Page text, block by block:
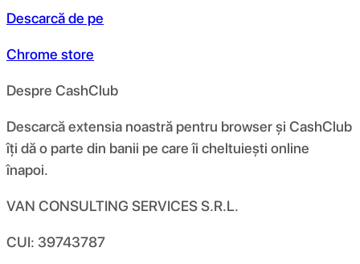
Descarcă de pe
Chrome store
Despre CashClub
Descarcă extensia noastră pentru browser și CashClub
îți dă o parte din banii pe care îi cheltuiești online
înapoi.
VAN CONSULTING SERVICES S.R.L.
CUI: 39743787